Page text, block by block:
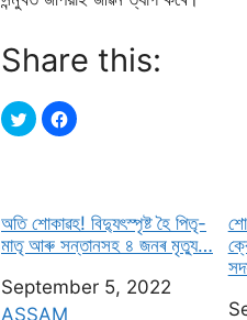
Share this:
অতি শোকাৱহ! বিদ্যুৎস্পৃষ্ট হৈ পিতৃ-
মাতৃ আৰু সন্তানসহ ৪ জনৰ মৃত্যু…
Date
September 5, 2022
In relation to
ASSAM